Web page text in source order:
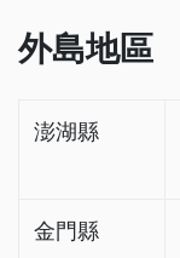
外島地區
澎湖縣
金門縣